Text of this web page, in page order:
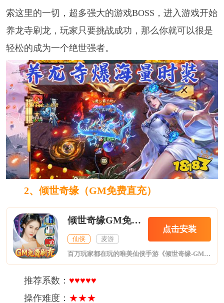
索这里的一切，超多强大的游戏BOSS，进入游戏开始
养龙寺刷龙，玩家只要挑战成功，那么你就可以很是
轻松的成为一个绝世强者。
2、 倾世奇缘（GM免费直充）
倾世奇缘GM免费直充
仙侠 麦游
点击安装
百万玩家都在玩的唯美仙侠手游《倾世奇缘-GM免费直充》福利版现已全新上线，来玩就送GM工具，打金卡可替代RMB到指定充值界面进行充值！免费激活当托卡后每日打金无上限！红装BOSS免费爆仙充卡，零氪轻松玩转GM商城！百万现金卡说送就送！五角色极致体验，精美的画面感，酷炫的打斗特效，爽快副本激战，单手即可轻松操作！还拥有丰富的跨服玩法给玩家带来不断挑战的荣誉感！策划承诺将虚心听取玩家意见，游戏版本内容持续更新！年度爆款福利仙侠手游等你来战！
推荐系数： ♥♥♥♥♥
操作难度： ★★★